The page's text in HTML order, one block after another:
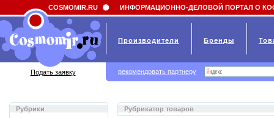
Field 'news_title' doesn't have a default value
Рубрики
Рубрикатор товаров
COSMOMIR.RU ИНФОРМАЦИОННО-ДЕЛОВОЙ ПОРТАЛ О
Производители Бренды
Подать заявку рекомендовать партнеру